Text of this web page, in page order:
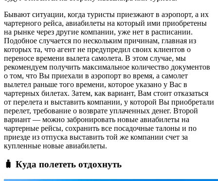
Бывают ситуации, когда туристы приезжают в аэропорт, а их
чартерного рейса, авиабилеты на который ими приобретены
на рынке через другие компании, уже нет в расписании.
Подобное случается по нескольким причинам, главная из
которых та, что агент не предупредил своих клиентов о
переносе времени вылета самолета. В этом случае, мы
рекомендуем получить максимальное количество документов
о том, что Вы приехали в аэропорт во время, а самолет
вылетел раньше того времени, которое указано у Вас в
чартерных билетах. Затем, как вариант, Вам стоит отказаться
от перелета и выставить компании, у которой Вы приобретали
перелет, требование о возврате уплаченных денег. Второй
вариант — можно забронировать новые авиабилеты на
чартерные рейсы, сохранить все посадочные талоны и по
приезде из отпуска выставить той же компании счет за
купленные новые авиабилеты.
🧳 Куда полететь отдохнуть